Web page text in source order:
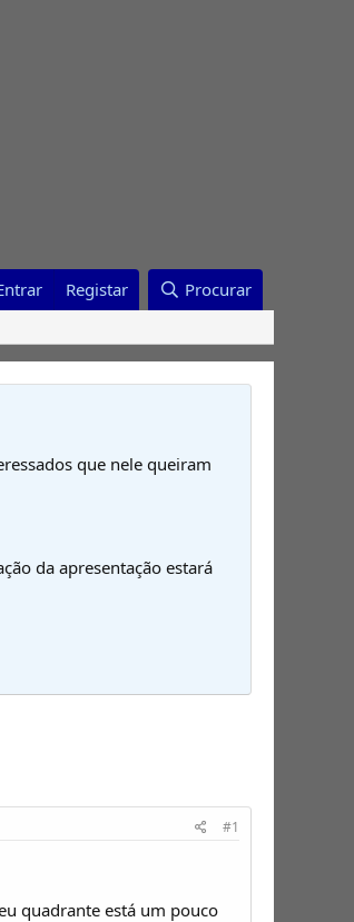
Registar Procurar
que nele queiram
da apresentação estará
#1
quadrante está um pouco